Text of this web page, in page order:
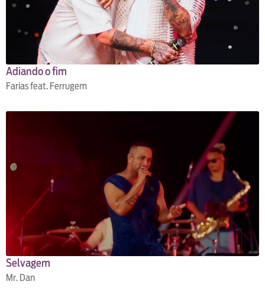
Adiando o fim
Farias feat. Ferrugem
Selvagem
Mr. Dan